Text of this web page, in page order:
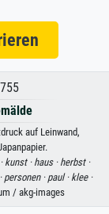
auf Leinwand,
kunst · haus · herbst ·
personen · paul · klee ·
/ akg-images